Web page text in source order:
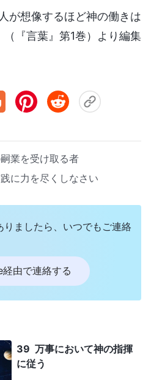
が想像するほど神の働きは
『言葉』第1巻）より編集
業を受け取る者
に力を尽くしなさい
ましたら、いつでもご連絡
経由で連絡する
39 万事において神の指揮
に従う